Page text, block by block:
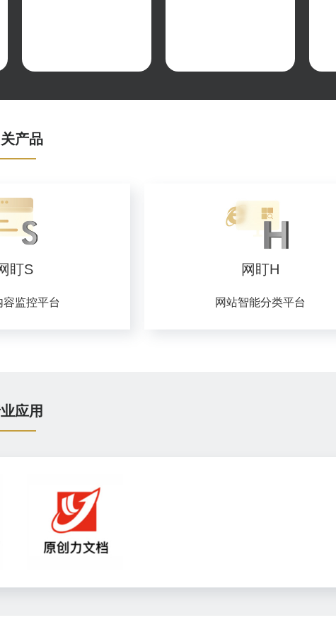
产品
盯S
容监控平台
网盯H
网站智能分类平台
应用